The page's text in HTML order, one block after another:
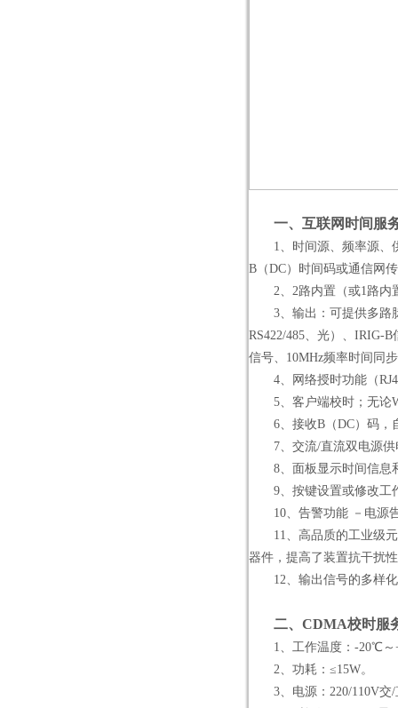
一、互联网时间服
1、时间源、频率源、供
B（DC）时间码或通信网
2、2路内置（或1路内置
3、输出：可提供多路脉
RS422/485、光）、IRIG-
信号、10MHz频率时间同
4、网络授时功能（
5、客户端校时；无论
6、接收B（DC）码，
7、交流/直流双电源供
8、面板显示时间信息和
9、按键设置或修改工作
10、告警功能 －电源告
11、高品质的工业级元
器件，提高了装置抗干扰
12、输出信号的多样
二、 CDMA校时服
1、工作温度：-20℃～
2、功耗：≤15W。
3、电源：220/110V交/